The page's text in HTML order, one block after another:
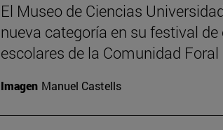
El Museo de Ciencias
nueva categoría en su festival
escolares de la Comunidad Foral
Imagen Manuel Castells